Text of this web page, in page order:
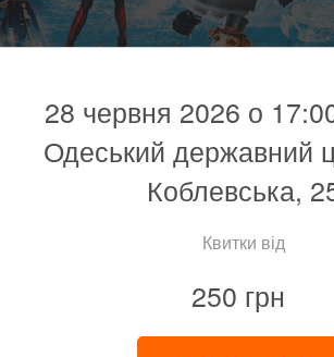
28 червня 2026 о
Одеський державний
Коблевська,
Квитки від
250 грн